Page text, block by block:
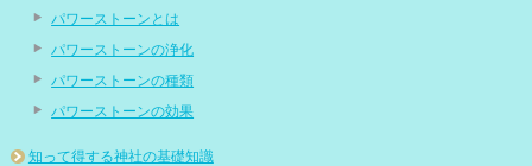
パワーストーンとは
パワーストーンの浄化
パワーストーンの種類
パワーストーンの効果
知って得する神社の基礎知識